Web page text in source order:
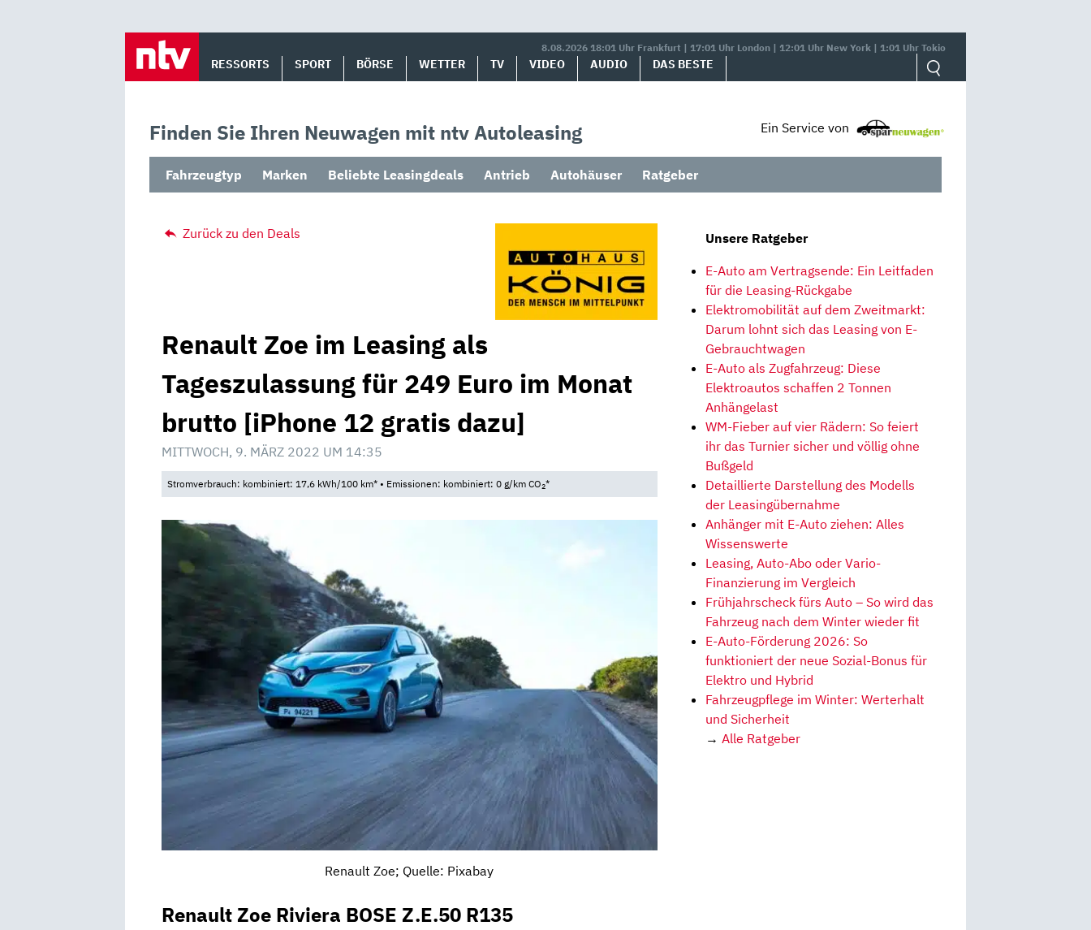
8.08.2026 18:01 Uhr Frankfurt | 17:01 Uhr London | 12:01 Uhr New York | 1:01 Uhr Tokio
RESSORTS SPORT BÖRSE WETTER TV VIDEO AUDIO DAS BESTE
Finden Sie Ihren Neuwagen mit ntv Autoleasing Ein Service von
Fahrzeugtyp Marken Beliebte Leasingdeals Antrieb Autohäuser Ratgeber
Zurück zu den Deals
Renault Zoe im Leasing als
Tageszulassung für 249 Euro im Monat
brutto [iPhone 12 gratis dazu]
MITTWOCH, 9. MÄRZ 2022 UM 14:35
Stromverbrauch: kombiniert: 17,6 kWh/100 km* • Emissionen: kombiniert: 0 g/km CO2*
Renault Zoe; Quelle: Pixabay
Renault Zoe Riviera BOSE Z.E.50 R135
Unsere Ratgeber
E-Auto am Vertragsende: Ein Leitfaden
für die Leasing-Rückgabe
Elektromobilität auf dem Zweitmarkt:
Darum lohnt sich das Leasing von E-
Gebrauchtwagen
E-Auto als Zugfahrzeug: Diese
Elektroautos schaffen 2 Tonnen
Anhängelast
WM-Fieber auf vier Rädern: So feiert
ihr das Turnier sicher und völlig ohne
Bußgeld
Detaillierte Darstellung des Modells
der Leasingübernahme
Anhänger mit E-Auto ziehen: Alles
Wissenswerte
Leasing, Auto-Abo oder Vario-
Finanzierung im Vergleich
Frühjahrscheck fürs Auto – So wird das
Fahrzeug nach dem Winter wieder fit
E-Auto-Förderung 2026: So
funktioniert der neue Sozial-Bonus für
Elektro und Hybrid
Fahrzeugpflege im Winter: Werterhalt
und Sicherheit
→ Alle Ratgeber